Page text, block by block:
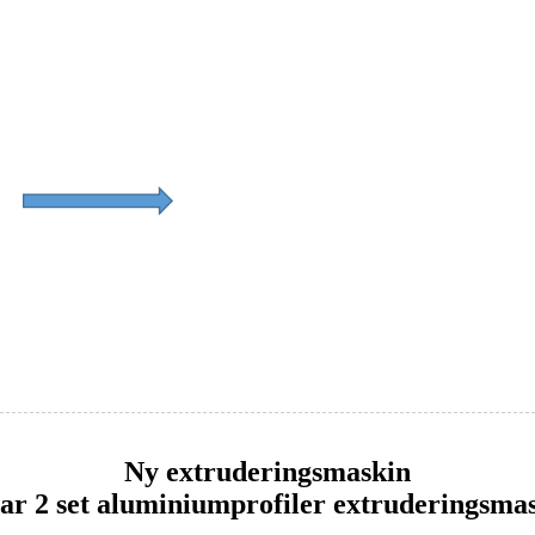
Ny extruderingsmaskin
2 set aluminiumprofiler